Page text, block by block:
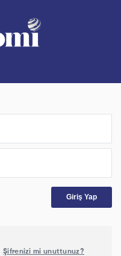
Giriş Yap
Şifrenizi mi unuttunuz?